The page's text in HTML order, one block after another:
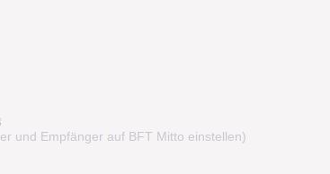
und Empfänger auf BFT Mitto einstellen)